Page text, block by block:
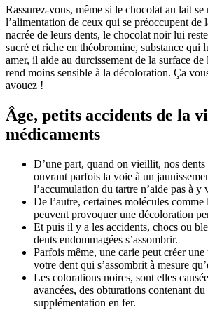
Rassurez-vous, même si le chocolat au lait
l’alimentation de ceux qui se préoccupent de
nacrée de leurs dents, le chocolat noir lui
sucré et riche en théobromine, substance qui
amer, il aide au durcissement de la surface de
rend moins sensible à la décoloration. Ça
avouez !
Âge, petits accidents de la
médicaments
D’une part, quand on vieillit, nos
ouvrant parfois la voie à un
l’accumulation du tartre n’aide pas à y
De l’autre, certaines molécules comme
peuvent provoquer une décoloration
Et puis il y a les accidents, chocs ou
dents endommagées s’assombrir.
Parfois même, une carie peut créer une
votre dent qui s’assombrit à mesure
Les colorations noires, sont elles
avancées, des obturations contenant
supplémentation en fer.